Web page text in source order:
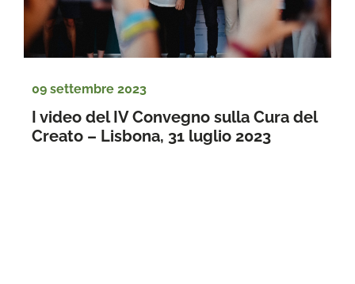
09 settembre 2023
I video del IV Convegno sulla Cura del
Creato – Lisbona, 31 luglio 2023